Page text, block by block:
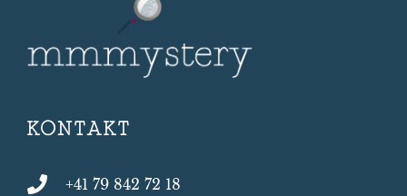
KONTAKT
+41 79 842 72 18